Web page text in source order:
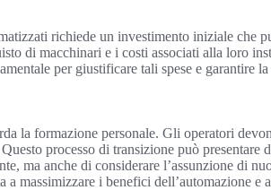
richiede un investimento iniziale che
di macchinari e i costi associati alla loro
per giustificare tali spese e garantire
la formazione personale. Gli operatori
processo di transizione può
ma anche di considerare l’assunzione di
a massimizzare i benefici dell’automazione